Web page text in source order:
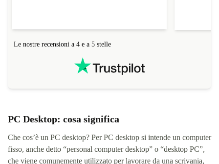
Le nostre recensioni a 4 e a 5 stelle
PC Desktop: cosa significa
Che cos’è un PC desktop? Per PC desktop si intende un computer
fisso, anche detto “personal computer desktop” o “desktop PC”,
che viene comunemente utilizzato per lavorare da una scrivania,